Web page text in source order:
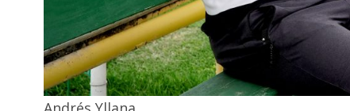
Fúnebres